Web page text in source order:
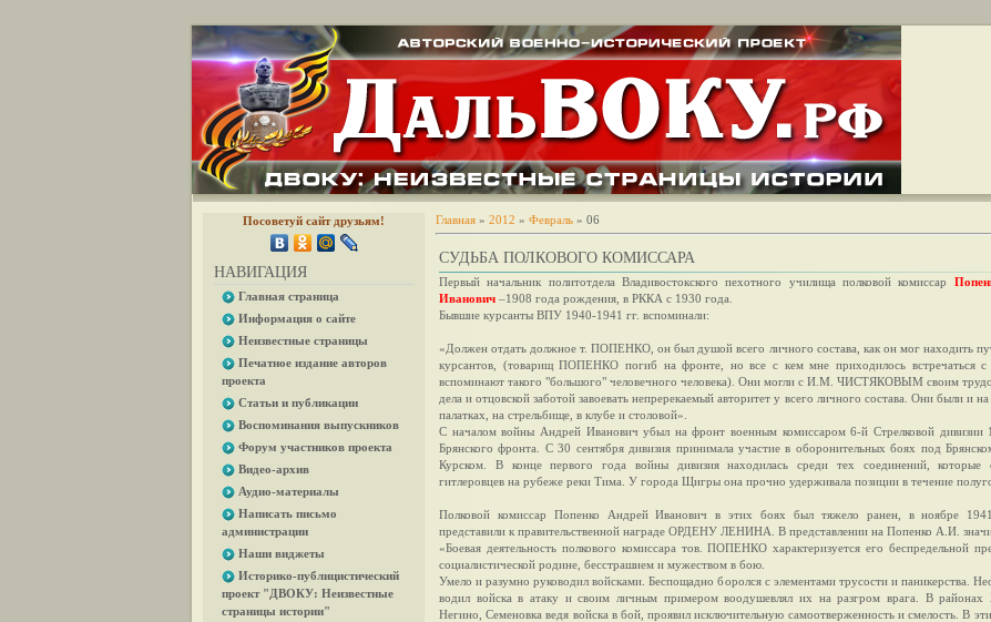
Посоветуй сайт друзьям!
НАВИГАЦИЯ
Главная страница
Информация о сайте
Неизвестные страницы
Печатное издание авторов
проекта
Статьи и публикации
Воспоминания выпускников
Форум участников проекта
Видео-архив
Аудио-материалы
Написать письмо
администрации
Наши виджеты
Историко-публицистический
проект "ДВОКУ: Неизвестные
страницы истории"
Главная » 2012 » Февраль » 06
СУДЬБА ПОЛКОВОГО КОМИССАРА
Первый начальник политотдела Владивостокского пехотного училища полковой комиссар
Иванович –1908 года рождения, в РККА с 1930 года.
Бывшие курсанты ВПУ 1940-1941 гг. вспоминали:
«Должен отдать должное т. ПОПЕНКО, он был душой всего личного состава, как он мог находить
курсантов, (товарищ ПОПЕНКО погиб на фронте, но все с кем мне приходилось встречаться с
вспоминают такого "большого" человечного человека). Они могли с И.М. ЧИСТЯКОВЫМ своим
дела и отцовской заботой завоевать непререкаемый авторитет у всего личного состава. Они были и на
палатках, на стрельбище, в клубе и столовой».
С началом войны Андрей Иванович убыл на фронт военным комиссаром 6-й Стрелковой дивизии
Брянского фронта. С 30 сентября дивизия принимала участие в оборонительных боях под
Курском. В конце первого года войны дивизия находилась среди тех соединений, которые
гитлеровцев на рубеже реки Тима. У города Щигры она прочно удерживала позиции в течение
Полковой комиссар Попенко Андрей Иванович в этих боях был тяжело ранен, в ноябре
представили к правительственной награде ОРДЕНУ ЛЕНИНА. В представлении на Попенко А.И.
«Боевая деятельность полкового комиссара тов. ПОПЕНКО характеризуется его беспредельной
социалистической родине, бесстрашием и мужеством в бою.
Умело и разумно руководил войсками. Беспощадно боролся с элементами трусости и паникерства.
водил войска в атаку и своим личным примером воодушевлял их на разгром врага. В районах
Негино, Семеновка ведя войска в бой, проявил исключительную самоотверженность и смелость. В